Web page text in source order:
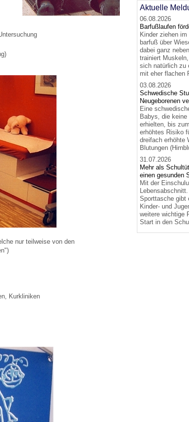
nur teilweise von den
Kurkliniken
Aktuelle
06.08.2026
Barfußlaufen
Kinder ziehen
barfuß über
dabei ganz
trainiert
sich natürlich zu
mit eher flachen
03.08.2026
Schwedische
Neugeborenen
Eine
Babys, die
erhielten, bis
erhöhtes Risiko
dreifach erhöhte
Blutungen
31.07.2026
Mehr als
einen gesunden
Mit der
Sporttasche gibt
Kinder- und
weitere wichtige
Start in den